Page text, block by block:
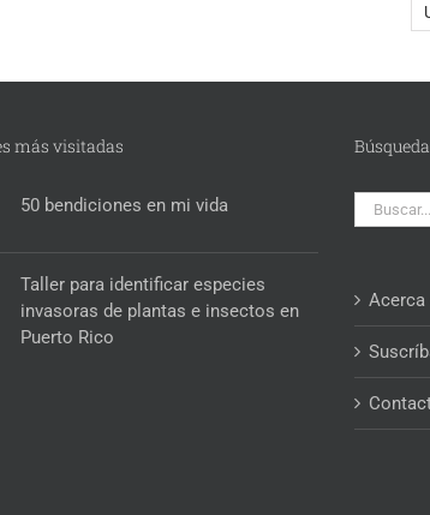
más visitadas
50 bendiciones en mi vida
Taller para identificar especies
invasoras de plantas e insectos en
Puerto Rico
Búsqueda
Buscar:
Acerca